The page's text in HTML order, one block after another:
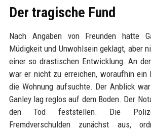
Der tragische Fund
Nach Angaben von Freunden hatte
Müdigkeit und Unwohlsein geklagt, aber
einer so drastischen Entwicklung. An
war er nicht zu erreichen, woraufhin ein
die Wohnung aufsuchte. Der Anblick
Ganley lag reglos auf dem Boden. Der
den Tod feststellen. Die
Fremdverschulden zunächst aus,